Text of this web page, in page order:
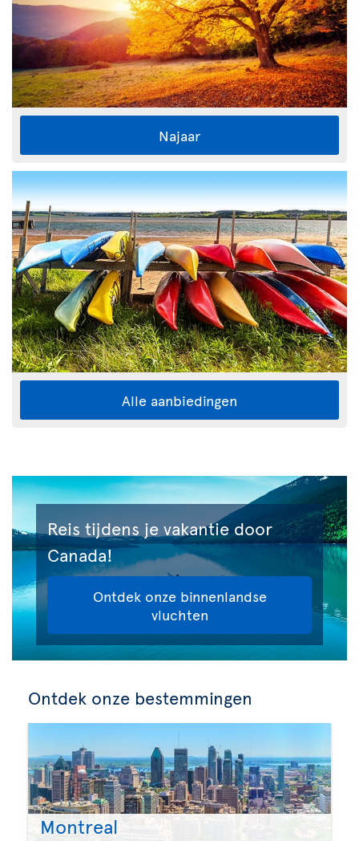
Najaar
Alle aanbiedingen
Reis tijdens je vakantie door
Canada!
Ontdek onze binnenlandse
vluchten
Ontdek onze bestemmingen
Montreal